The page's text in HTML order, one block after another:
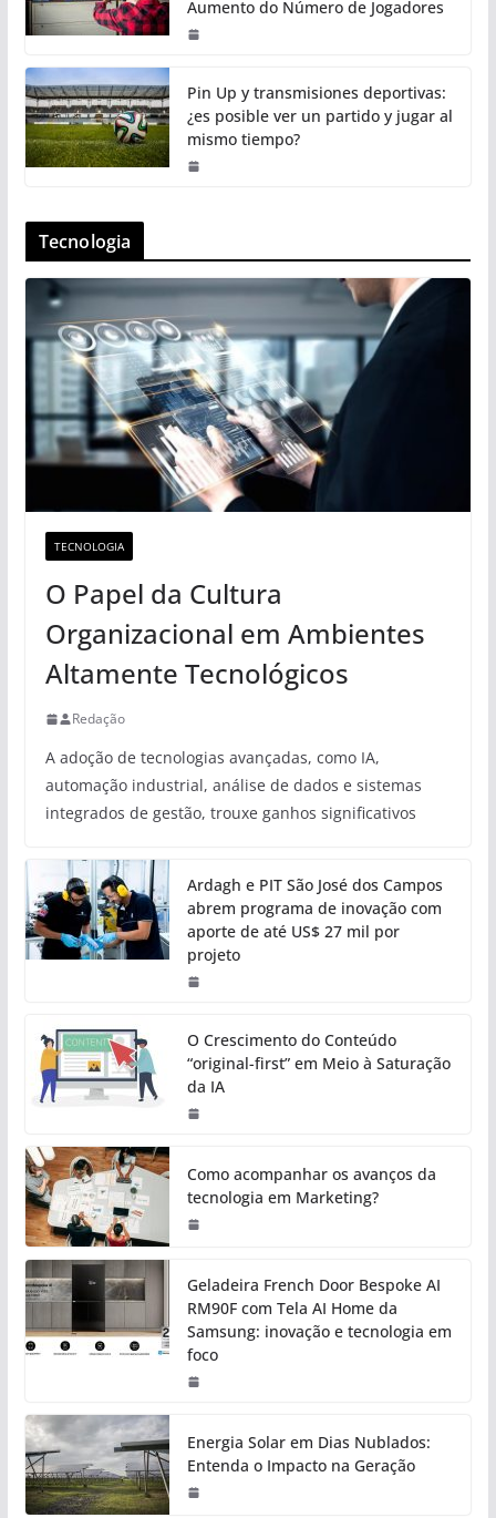
Aumento do Número de Jogadores
Pin Up y transmisiones deportivas:
¿es posible ver un partido y jugar al
mismo tiempo?
Tecnologia
TECNOLOGIA
O Papel da Cultura
Organizacional em Ambientes
Altamente Tecnológicos
Redação
A adoção de tecnologias avançadas, como IA,
automação industrial, análise de dados e sistemas
integrados de gestão, trouxe ganhos significativos
Ardagh e PIT São José dos Campos
abrem programa de inovação com
aporte de até US$ 27 mil por
projeto
O Crescimento do Conteúdo
“original-first” em Meio à Saturação
da IA
Como acompanhar os avanços da
tecnologia em Marketing?
Geladeira French Door Bespoke AI
RM90F com Tela AI Home da
Samsung: inovação e tecnologia em
foco
Energia Solar em Dias Nublados:
Entenda o Impacto na Geração